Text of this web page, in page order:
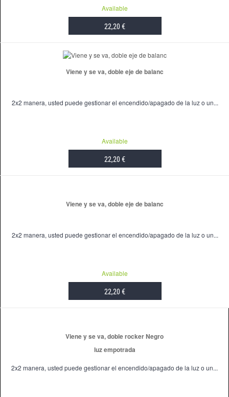
Available
22,20 €
Viene y se va, doble eje de balanc
2x2 manera, usted puede gestionar el encendido/apagado de la luz o un...
Available
22,20 €
Viene y se va, doble eje de balanc
2x2 manera, usted puede gestionar el encendido/apagado de la luz o un...
Available
22,20 €
Viene y se va, doble rocker Negro
luz empotrada
2x2 manera, usted puede gestionar el encendido/apagado de la luz o un...